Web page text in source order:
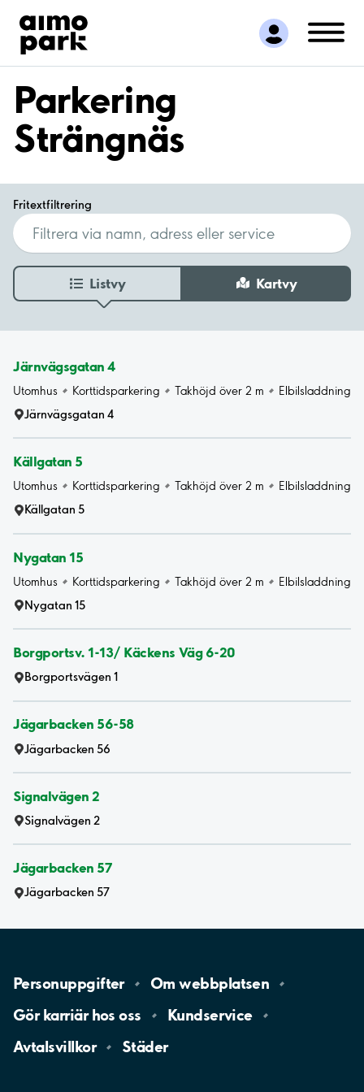
Hitta parkering
Samarbete
Kundservice
Om Aimo Park
Parkering
Strängnäs
Fritextfiltrering
Listvy Kartvy
Järnvägsgatan 4
Utomhus Korttidsparkering Takhöjd över 2 m
Elbilsladdning
Järnvägsgatan 4
Källgatan 5
Utomhus Korttidsparkering Takhöjd över 2 m
Elbilsladdning
Källgatan 5
Nygatan 15
Utomhus Korttidsparkering Takhöjd över 2 m
Elbilsladdning
Nygatan 15
Borgportsv. 1-13/ Käckens Väg 6-20
Borgportsvägen 1
Jägarbacken 56-58
Jägarbacken 56
Signalvägen 2
Signalvägen 2
Jägarbacken 57
Jägarbacken 57
Personuppgifter Omwebbplatsen
Gör karriär hososs
Kundservice
Avtalsvillkor
Städer